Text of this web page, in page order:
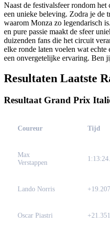
Naast de festivalsfeer rondom
een unieke beleving. Zodra je de
waarom Monza zo legendarisch
en pure passie maakt de sfeer
duizenden fans die het circuit
elke ronde laten voelen wat
een onvergetelijke ervaring. Ben
Resultaten Laatste
Resultaat Grand Prix
Coureur Tijd
Max
Verstappen
Lando Norris
Oscar Piastri